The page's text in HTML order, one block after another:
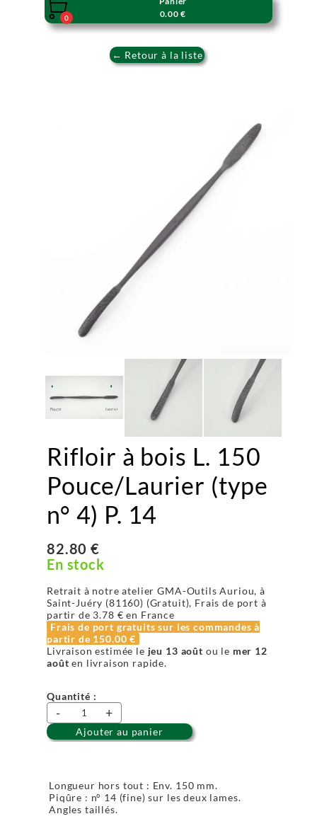

0
0.00 €
← Retour à la liste
Rifloir à bois L. 150
Pouce/Laurier (type
n° 4) P. 14
82.80 €
En stock
Retrait à notre atelier GMA-Outils Auriou, à
Saint-Juéry (81160) (Gratuit), Frais de port à
partir de 3.78 € en France
Frais de port gratuits sur les commandes à
partir de 150.00 €
Livraison estimée le jeu 13 août ou le mer 12
août en livraison rapide.
Quantité :
- +
Ajouter au panier
Longueur hors tout : Env. 150 mm.
Piqûre : n° 14 (fine) sur les deux lames.
Angles taillés.